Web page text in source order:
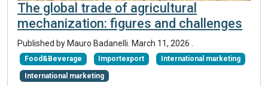
The global trade of agricultural
mechanization: figures and challenges
Published by Mauro Badanelli. March 11, 2026 .
Food&Beverage Importexport International marketing
International marketing